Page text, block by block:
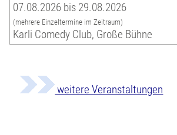
07.08.2026 bis 29.08.2026
(mehrere Einzeltermine im Zeitraum)
Karli Comedy Club, Große Bühne
weitere Veranstaltungen